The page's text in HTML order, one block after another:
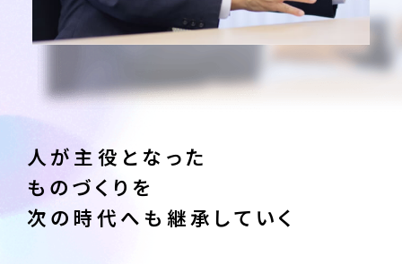
人が主役となった
ものづくりを
次の時代へも継承していく